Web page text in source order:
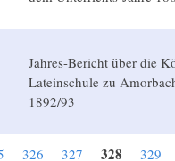
Jahres-Bericht über die
Lateinschule zu
1892/93
326 327 328 329